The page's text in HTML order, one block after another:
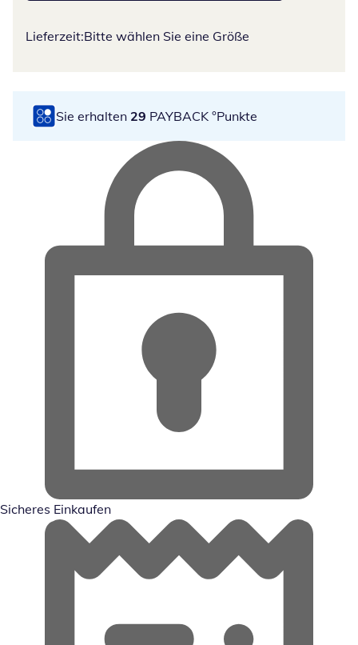
Lieferzeit:Bitte wählen Sie eine Größe
Sie erhalten 29 PAYBACK °Punkte
Sicheres Einkaufen